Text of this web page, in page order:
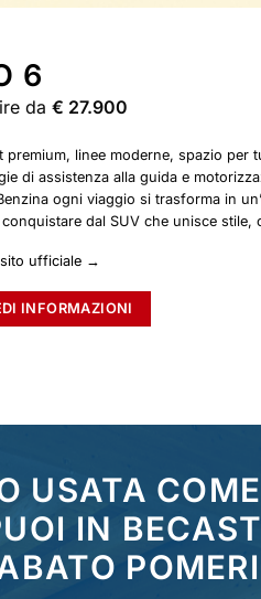
6
da € 27.900
premium, linee moderne, spazio per
di assistenza alla guida e
ogni viaggio si trasforma in
conquistare dal SUV che unisce stile,
ufficiale →
INFORMAZIONI
USATA
IN